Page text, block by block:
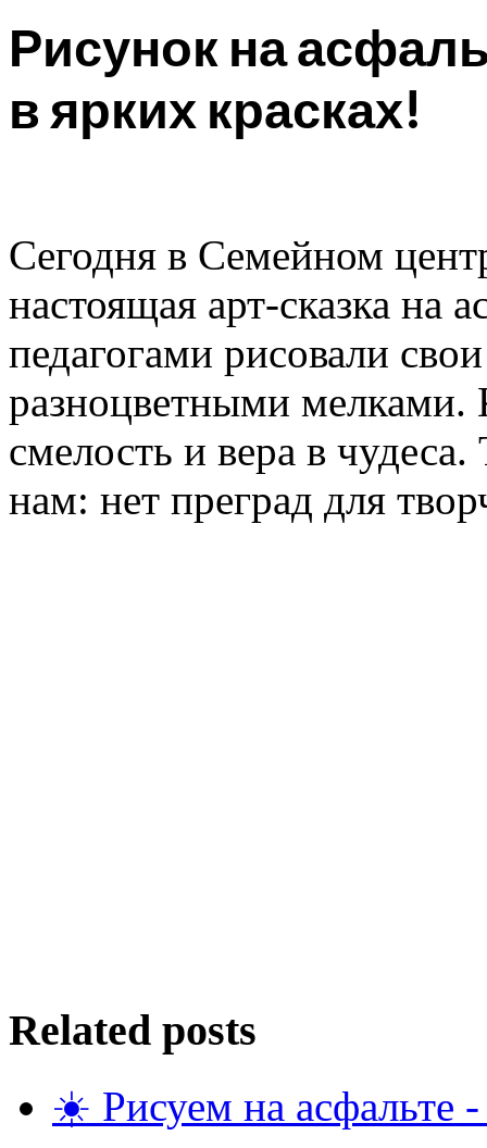
Рисунок на
в ярких красках!
Сегодня в Семейном
настоящая арт-сказка на
педагогами рисовали
разноцветными
смелость и вера в
нам: нет преград для
Related posts
☀️ Рисуем на асфальте -